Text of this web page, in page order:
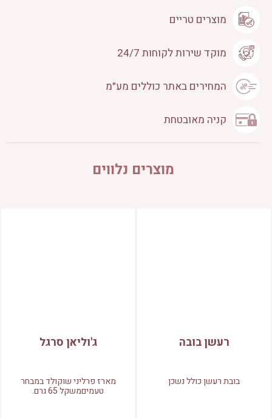
מוצרים טריים
מוקד שירות לקוחות 24/7
המחירים באתר כוללים מע״מ
קניה מאובטחת
מוצרים נלווים
רעשן בובה
בובת רעשן כולל נשכן
ג'וליאן סרגל
מארז פרליני שוקולד במבחר
טעמיםמשקל 65 גרם.